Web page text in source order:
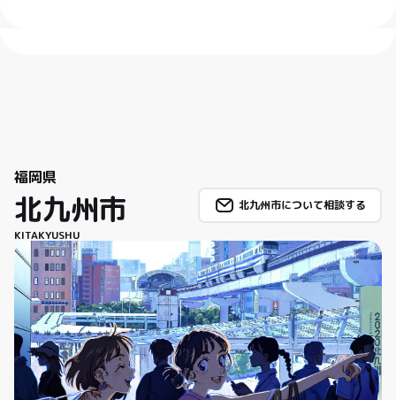
福岡県
北九州市
KITAKYUSHU
北九州市について相談する